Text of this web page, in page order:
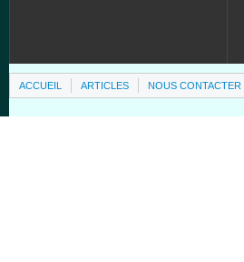
ACCUEIL ARTICLES NOUS CONTACTER